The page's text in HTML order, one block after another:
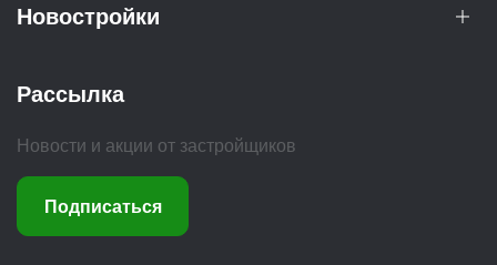
Новостройки
Рассылка
Новости и акции от застройщиков
Подписаться